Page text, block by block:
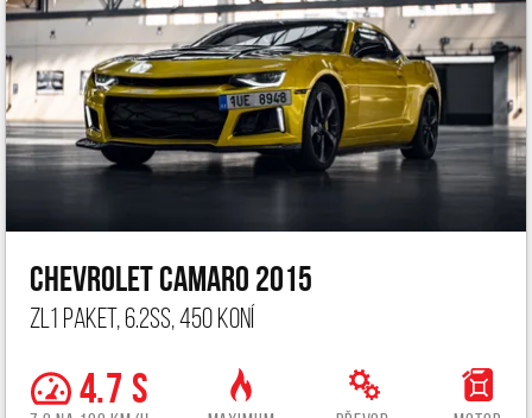
Chevrolet Camaro 2015
ZL1 paket, 6.2ss, 450 koní
4.7 s